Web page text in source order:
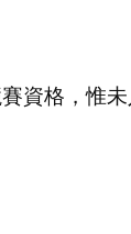
資格，惟